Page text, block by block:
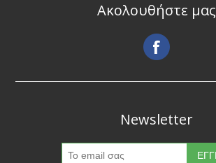
Ακολουθήστε μας
Newsletter